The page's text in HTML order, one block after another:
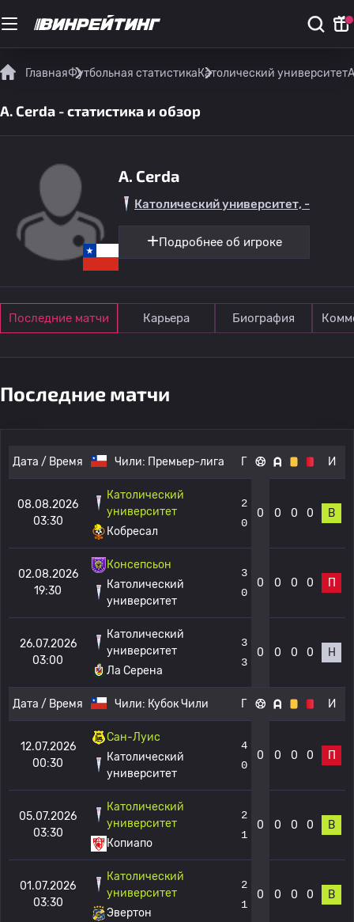
ГлавнаяФутбольная статистикаКатолический университет
A. Cerda - статистика и обзор
A. Cerda
Католический университет, -
Подробнее об игроке
Последние матчи Карьера Биография
Последние матчи
Дата / Время Чили: Премьер-лига Г И
08.08.2026
03:30
Католический
университет
Кобресал
2
0
0 0 0 0 В
02.08.2026
19:30
Консепсьон
Католический
университет
3
0
0 0 0 0 П
26.07.2026
03:00
Католический
университет
Ла Серена
3
3
0 0 0 0 Н
Дата / Время Чили: Кубок Чили Г И
12.07.2026
00:30
Сан-Луис
Католический
университет
4
0
0 0 0 0 П
05.07.2026
03:30
Католический
университет
Копиапо
2
1
0 0 0 0 В
01.07.2026
03:30
Католический
университет
Эвертон
2
1
0 0 0 0 В